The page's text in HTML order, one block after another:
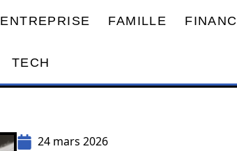
ENTREPRISE FAMILLE
TECH
24 mars 2026